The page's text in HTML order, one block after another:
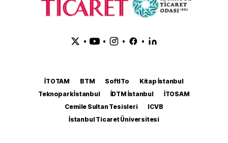
• • • •
İTOTAM BTM SoftITo
Kitap İstanbul
Teknopark İstanbul
İDTM İstanbul
İTOSAM
Cemile Sultan Tesisleri
ICVB
İstanbul Ticaret Üniversitesi